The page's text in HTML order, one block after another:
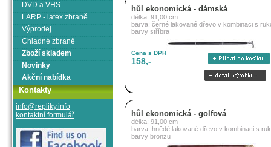
hůl ekonomická - dámská
délka: 91,00 cm
barva: černé lakované dřevo v kombinaci s
barvy stříbra
Cena s DPH
158,-
hůl ekonomická - golfová
délka: 91,00 cm
barva: hnědé lakované dřevo v kombinaci s
barvy bronzu
DVD a VHS
LARP - latex zbraně
Výprodej
Chladné zbraně
Zboží skladem
Novinky
Akční nabídka
Kontakty
info@repliky.info
kontaktní formulář